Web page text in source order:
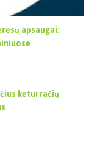
apsaugai:
keturračių